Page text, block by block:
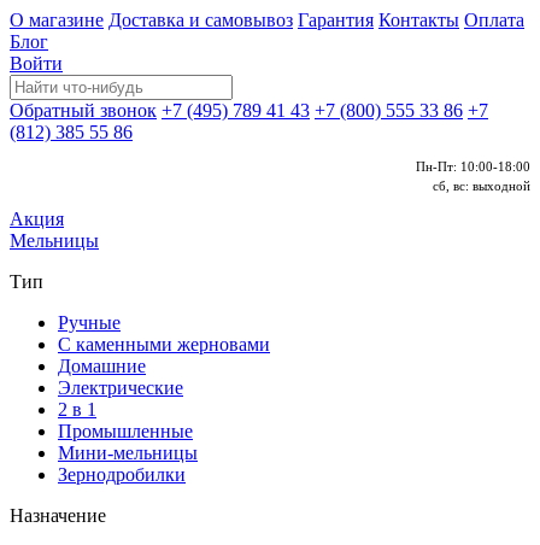
О магазине Доставка и самовывоз Гарантия Контакты Оплата
Блог
Войти
Обратный звонок +7 (495) 789 41 43 +7 (800) 555 33 86 +7
(812) 385 55 86
Пн-Пт: 10:00-18:00
сб, вс: выходной
Акция
Мельницы
Тип
Ручные
С каменными жерновами
Домашние
Электрические
2 в 1
Промышленные
Мини-мельницы
Зернодробилки
Назначение